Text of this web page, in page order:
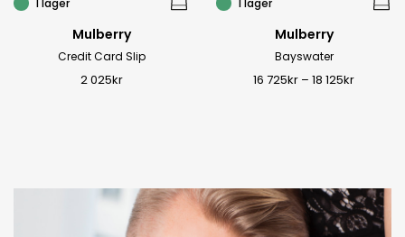
Mulberry
Credit Card Slip
2 025kr
Mulberry
Bayswater
16 725kr – 18 125kr